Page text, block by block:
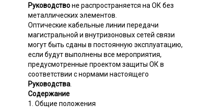
Руководствоне распространяется на ОК без
металлических элементов.
Оптические кабельные линии передачи
магистральной и внутризоновых сетей связи
могут быть сданы в постоянную эксплуатацию,
если будут выполнены все мероприятия,
предусмотренные проектом защиты ОК в
соответствии с нормами настоящего
Руководства
Содержание
1. Общие положения